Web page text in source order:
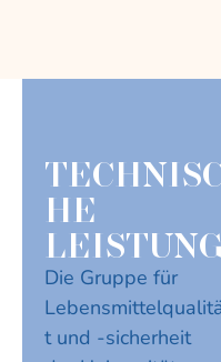
HE
LEISTUNG
Die Gruppe für
t und -sicherheit